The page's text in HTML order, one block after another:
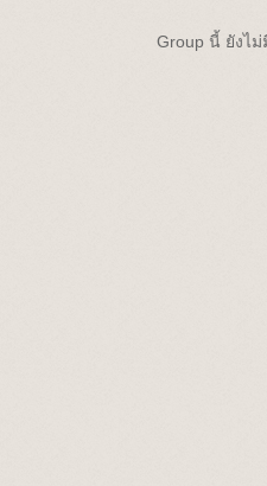
Group นี้ ยังไม่